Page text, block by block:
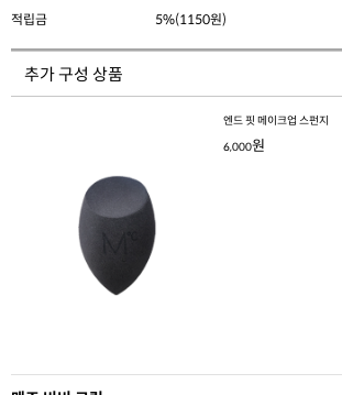
적립금
5%(1150원)
추가 구성 상품
엔드 핏 메이크업 스펀지
6,000원